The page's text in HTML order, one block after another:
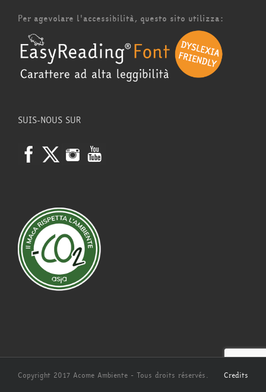
Per agevolare l'accessibilità, questo sito utilizza:
SUIS-NOUS SUR
Copyright 2017 Acome Ambiente - Tous droits réservés. Credits